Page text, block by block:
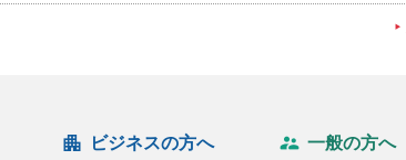
ビジネスの方へ 一般の方へ